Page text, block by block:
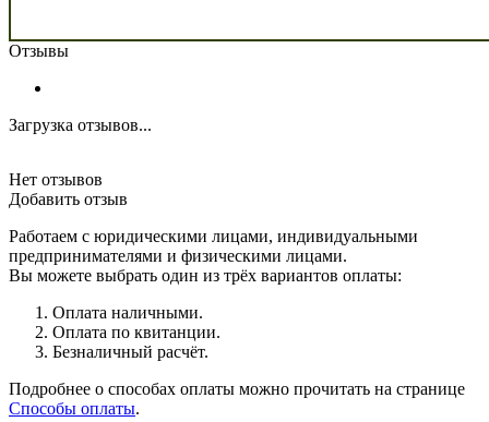
Отзывы
Загрузка отзывов...
Нет отзывов
Добавить отзыв
Работаем с юридическими лицами, индивидуальными
предпринимателями и физическими лицами.
Вы можете выбрать один из трёх вариантов оплаты:
Оплата наличными.
Оплата по квитанции.
Безналичный расчёт.
Подробнее о способах оплаты можно прочитать на странице
Способы оплаты.